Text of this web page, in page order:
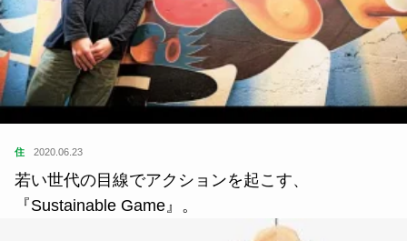
住 2020.06.23
若い世代の目線でアクションを起こす、
『Sustainable Game』。